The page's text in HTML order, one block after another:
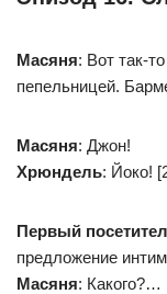
Масяня: Вот так-
пепельницей.
Масяня: Джон!
Хрюндель: Йоко!
Первый
предложение
Масяня: